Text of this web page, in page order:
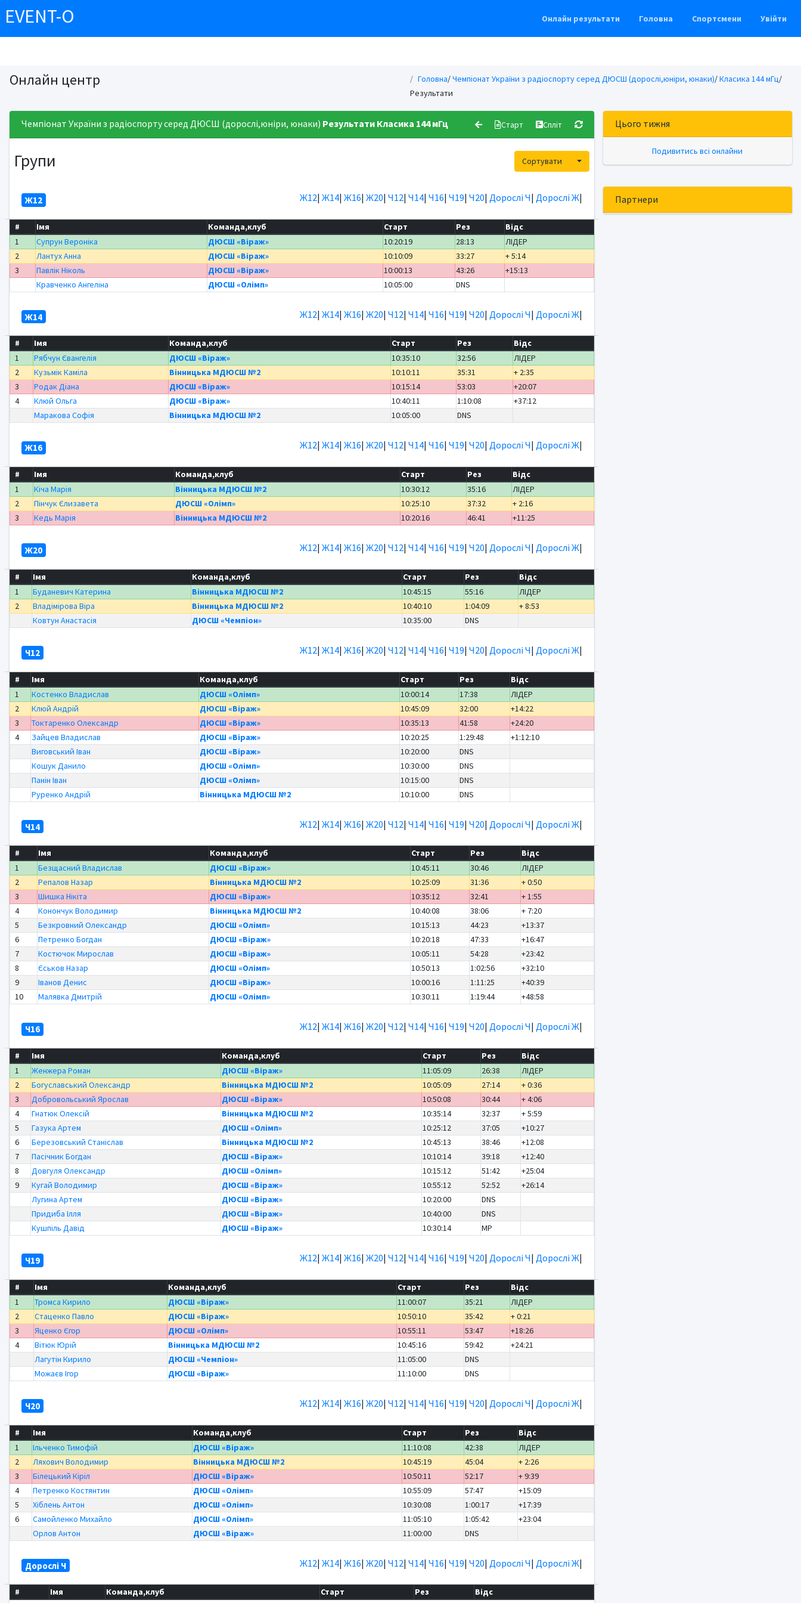
EVENT-O Онлайн результати Головна Спортсмени Увійти
Онлайн центр Головна/Чемпіонат України з радіоспорту серед ДЮСШ (дорослі,юніри, юнаки)/Класика 144 мГц/
Результати
Чемпіонат України з радіоспорту серед ДЮСШ (дорослі,юніри, юнаки) Результати Класика 144 мГц Старт Спліт
Групи Сортувати Toggle Dropdown
Ж12 Ж12| Ж14| Ж16| Ж20| Ч12| Ч14| Ч16| Ч19| Ч20| Дорослі Ч| Дорослі Ж|
# Імя Команда,клуб Старт Рез
Відс
1
Супрун Вероніка ДЮСШ «Віраж» 10:20:19 28:13
ЛІДЕР
2
Лантух Анна ДЮСШ «Віраж» 10:10:09 33:27
+ 5:14
3
Павлік Ніколь ДЮСШ «Віраж» 10:00:13 43:26
+15:13
Кравченко Ангеліна
ДЮСШ «Олімп» 10:05:00 DNS
Ж14 Ж12| Ж14| Ж16| Ж20| Ч12| Ч14| Ч16| Ч19| Ч20| Дорослі Ч| Дорослі Ж|
# Імя Команда,клуб Старт Рез
Відс
1
Рябчун Євангелія ДЮСШ «Віраж» 10:35:10 32:56
ЛІДЕР
2
Кузьмік Каміла Вінницька МДЮСШ №2 10:10:11 35:31
+ 2:35
3
Родак Діана ДЮСШ «Віраж» 10:15:14 53:03
+20:07
4
Клюй Ольга ДЮСШ «Віраж» 10:40:11 1:10:08
+37:12
Маракова Софія
Вінницька МДЮСШ №2 10:05:00 DNS
Ж16 Ж12| Ж14| Ж16| Ж20| Ч12| Ч14| Ч16| Ч19| Ч20| Дорослі Ч| Дорослі Ж|
# Імя Команда,клуб Старт Рез
Відс
1
Кіча Марія Вінницька МДЮСШ №2 10:30:12 35:16
ЛІДЕР
2
Пінчук Єлизавета ДЮСШ «Олімп» 10:25:10 37:32
+ 2:16
3
Кедь Марія Вінницька МДЮСШ №2 10:20:16 46:41 +11:25
Ж20 Ж12| Ж14| Ж16| Ж20| Ч12| Ч14| Ч16| Ч19| Ч20| Дорослі Ч| Дорослі Ж|
# Імя Команда,клуб Старт Рез
Відс
1
Буданевич Катерина Вінницька МДЮСШ №2 10:45:15 55:16
ЛІДЕР
2
Владімірова Віра Вінницька МДЮСШ №2 10:40:10 1:04:09
+ 8:53
Ковтун Анастасія
ДЮСШ «Чемпіон» 10:35:00 DNS
Ч12 Ж12| Ж14| Ж16| Ж20| Ч12| Ч14| Ч16| Ч19| Ч20| Дорослі Ч| Дорослі Ж|
# Імя Команда,клуб Старт Рез
Відс
1
Костенко Владислав ДЮСШ «Олімп» 10:00:14 17:38
ЛІДЕР
2
Клюй Андрій ДЮСШ «Віраж» 10:45:09 32:00
+14:22
3
Токтаренко Олександр ДЮСШ «Віраж» 10:35:13 41:58
+24:20
4
Зайцев Владислав ДЮСШ «Віраж» 10:20:25 1:29:48
+1:12:10
Виговський Іван
ДЮСШ «Віраж» 10:20:00
DNS
Кошук Данило
ДЮСШ «Олімп» 10:30:00
DNS
Панін Іван
ДЮСШ «Олімп» 10:15:00
DNS
Руренко Андрій
Вінницька МДЮСШ №2 10:10:00 DNS
Ч14 Ж12| Ж14| Ж16| Ж20| Ч12| Ч14| Ч16| Ч19| Ч20| Дорослі Ч| Дорослі Ж|
# Імя Команда,клуб Старт Рез
Відс
1
Безщасний Владислав ДЮСШ «Віраж» 10:45:11 30:46
ЛІДЕР
2
Репалов Назар Вінницька МДЮСШ №2 10:25:09 31:36
+ 0:50
3
Шишка Нікіта ДЮСШ «Віраж» 10:35:12 32:41
+ 1:55
4
Конончук Володимир Вінницька МДЮСШ №2 10:40:08 38:06
+ 7:20
5
Безкровний Олександр ДЮСШ «Олімп» 10:15:13 44:23
+13:37
6
Петренко Богдан ДЮСШ «Віраж» 10:20:18 47:33
+16:47
7
Костючок Мирослав ДЮСШ «Віраж» 10:05:11 54:28
+23:42
8
Єськов Назар ДЮСШ «Олімп» 10:50:13 1:02:56
+32:10
9
Іванов Денис ДЮСШ «Віраж» 10:00:16 1:11:25
+40:39
10
Малявка Дмитрій ДЮСШ «Олімп» 10:30:11 1:19:44 +48:58
Ч16 Ж12| Ж14| Ж16| Ж20| Ч12| Ч14| Ч16| Ч19| Ч20| Дорослі Ч| Дорослі Ж|
# Імя Команда,клуб Старт Рез
Відс
1
Женжера Роман ДЮСШ «Віраж» 11:05:09 26:38
ЛІДЕР
2
Богуславський Олександр Вінницька МДЮСШ №2 10:05:09 27:14
+ 0:36
3
Добровольський Ярослав ДЮСШ «Віраж» 10:50:08 30:44
+ 4:06
4
Гнатюк Олексій Вінницька МДЮСШ №2 10:35:14 32:37
+ 5:59
5
Газука Артем ДЮСШ «Олімп» 10:25:12 37:05
+10:27
6
Березовський Станіслав Вінницька МДЮСШ №2 10:45:13 38:46
+12:08
7
Пасічник Богдан ДЮСШ «Віраж» 10:10:14 39:18
+12:40
8
Довгуля Олександр ДЮСШ «Олімп» 10:15:12 51:42
+25:04
9
Кугай Володимир ДЮСШ «Віраж» 10:55:12 52:52
+26:14
Лугина Артем
ДЮСШ «Віраж» 10:20:00
DNS
Придиба Ілля
ДЮСШ «Віраж» 10:40:00
DNS
Кушпіль Давід
ДЮСШ «Віраж» 10:30:14 MP
Ч19 Ж12| Ж14| Ж16| Ж20| Ч12| Ч14| Ч16| Ч19| Ч20| Дорослі Ч| Дорослі Ж|
# Імя Команда,клуб Старт Рез
Відс
1
Тромса Кирило ДЮСШ «Віраж» 11:00:07 35:21
ЛІДЕР
2
Стаценко Павло ДЮСШ «Віраж» 10:50:10 35:42
+ 0:21
3
Яценко Єгор ДЮСШ «Олімп» 10:55:11 53:47
+18:26
4
Вітюк Юрій Вінницька МДЮСШ №2 10:45:16 59:42
+24:21
Лагутін Кирило
ДЮСШ «Чемпіон» 11:05:00
DNS
Можаєв Ігор
ДЮСШ «Віраж» 11:10:00 DNS
Ч20 Ж12| Ж14| Ж16| Ж20| Ч12| Ч14| Ч16| Ч19| Ч20| Дорослі Ч| Дорослі Ж|
# Імя Команда,клуб Старт Рез
Відс
1
Ільченко Тимофій ДЮСШ «Віраж» 11:10:08 42:38
ЛІДЕР
2
Ляхович Володимир Вінницька МДЮСШ №2 10:45:19 45:04
+ 2:26
3
Білецький Кіріл ДЮСШ «Віраж» 10:50:11 52:17
+ 9:39
4
Петренко Костянтин ДЮСШ «Олімп» 10:55:09 57:47
+15:09
5
Хіблень Антон ДЮСШ «Олімп» 10:30:08 1:00:17
+17:39
6
Самойленко Михайло ДЮСШ «Олімп» 11:05:10 1:05:42
+23:04
Орлов Антон
ДЮСШ «Віраж» 11:00:00 DNS
Дорослі Ч Ж12| Ж14| Ж16| Ж20| Ч12| Ч14| Ч16| Ч19| Ч20| Дорослі Ч| Дорослі Ж|
# Імя Команда,клуб Старт Рез Відс
Цього тижня
Подивитись всі онлайни
Партнери